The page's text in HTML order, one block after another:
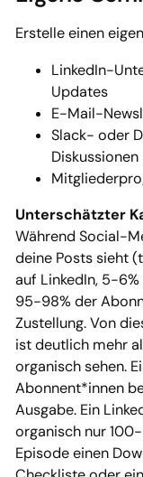
Erstelle einen
LinkedIn-
Updates
E-Mail-
Slack- oder
Diskussionen
Unterschätzter
Während Social-
deine Posts sieht
auf LinkedIn, 5-
95-98% der
Zustellung. Von
ist deutlich mehr
organisch sehen.
Abonnent*innen
Ausgabe. Ein
organisch nur
Episode einen